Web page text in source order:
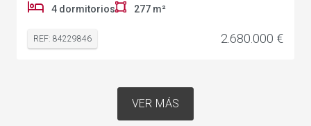
4 dormitorios 277 m²
REF: 84229846 2.680.000 €
VER MÁS